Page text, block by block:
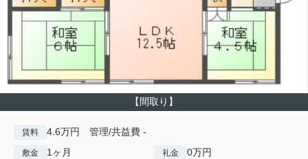
【間取り】
賃料 4.6万円 管理/共益費 -
敷金 1ヶ月 礼金 0万円